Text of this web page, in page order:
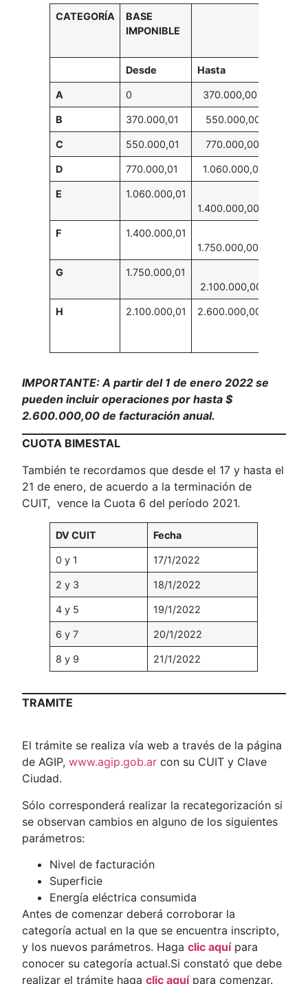
CATEGORÍA
BASE
IMPONIBLE
Desde Hasta
A 0 370.000,00
B 370.000,01 550.000,00
C 550.000,01 770.000,00
D 770.000,01 1.060.000,00
E
1.060.000,01
1.400.000,00
F
1.400.000,01
1.750.000,00
G
1.750.000,01
2.100.000,00
H 2.100.000,01 2.600.000,00
IMPORTANTE: A partir del 1 de enero 2022 se
pueden incluir operaciones por hasta $
2.600.000,00 de facturación anual.
CUOTA BIMESTAL
También te recordamos que desde el 17 y hasta el
21 de enero, de acuerdo a la terminación de
CUIT, vence la Cuota 6 del período 2021.
DV CUIT Fecha
0 y 1 17/1/2022
2 y 3 18/1/2022
4 y 5 19/1/2022
6 y 7 20/1/2022
8 y 9 21/1/2022
TRAMITE
El trámite se realiza vía web a través de la página
de AGIP,www.agip.gob.ar con su CUIT y Clave
Ciudad.
Sólo corresponderá realizar la recategorización si
se observan cambios en alguno de los siguientes
parámetros:
Nivel de facturación
Superficie
Energía eléctrica consumida
Antes de comenzar deberá corroborar la
categoría actual en la que se encuentra inscripto,
y los nuevos parámetros. Hagaclic aquí para
conocer su categoría actual.Si constató que debe
realizar el trámite hagaclic aquípara comenzar.